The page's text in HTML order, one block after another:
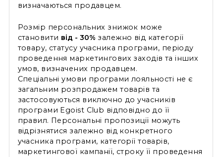
визначаються продавцем.
Розмір персональних знижок може
становити від - 30% залежно від категорії
товару, статусу учасника програми, періоду
проведення маркетингових заходів та інших
умов, визначених продавцем.
Спеціальні умови програми лояльності не є
загальним розпродажем товарів та
застосовуються виключно до учасників
програми Egoist Club відповідно до її
правил. Персональні пропозиції можуть
відрізнятися залежно від конкретного
учасника програми, категорії товарів,
маркетингової кампанії, строку її проведення